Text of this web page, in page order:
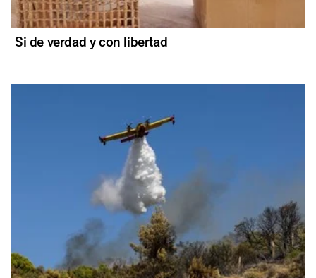
Si de verdad y con libertad